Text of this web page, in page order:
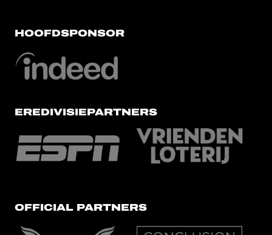
HOOFDSPONSOR
EREDIVISIEPARTNERS
OFFICIAL PARTNERS